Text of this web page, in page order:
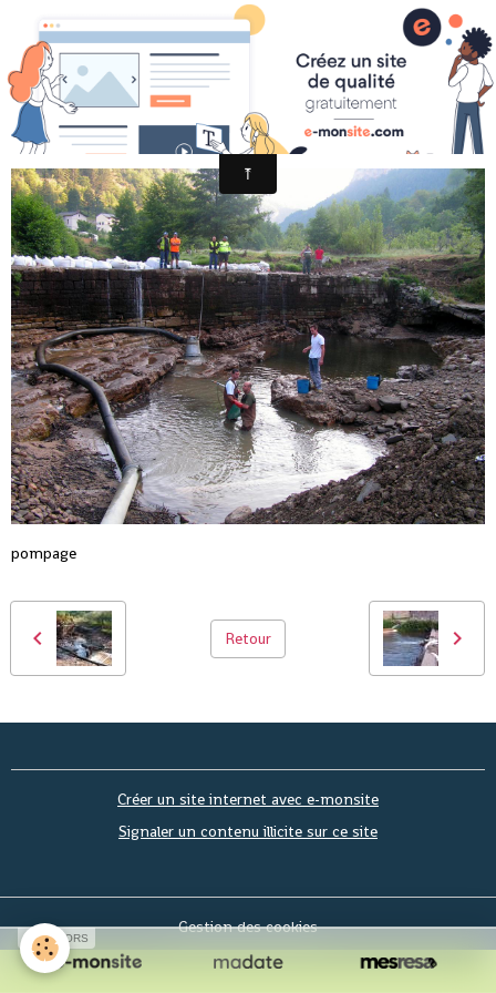
PICT0034
pompage
Retour
Créer un site internet avec e-monsite
Signaler un contenu illicite sur ce site
Gestion des cookies
SPONSORS